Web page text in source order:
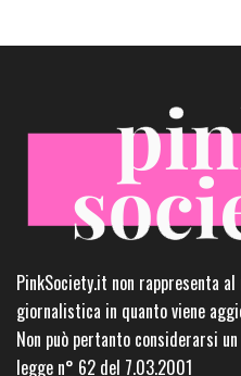
PinkSociety.it non rappresenta
giornalistica in quanto viene
Non può pertanto considerarsi
legge n° 62 del 7.03.2001